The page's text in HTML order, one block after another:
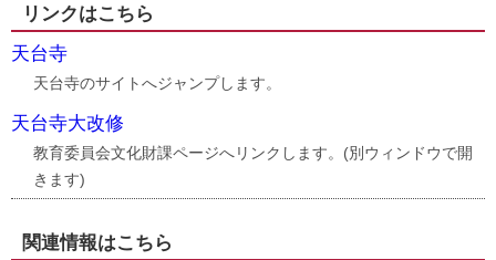
リンクはこちら
天台寺
天台寺のサイトへジャンプします。
天台寺大改修
教育委員会文化財課ページへリンクします。(別ウィンドウで開
きます)
関連情報はこちら